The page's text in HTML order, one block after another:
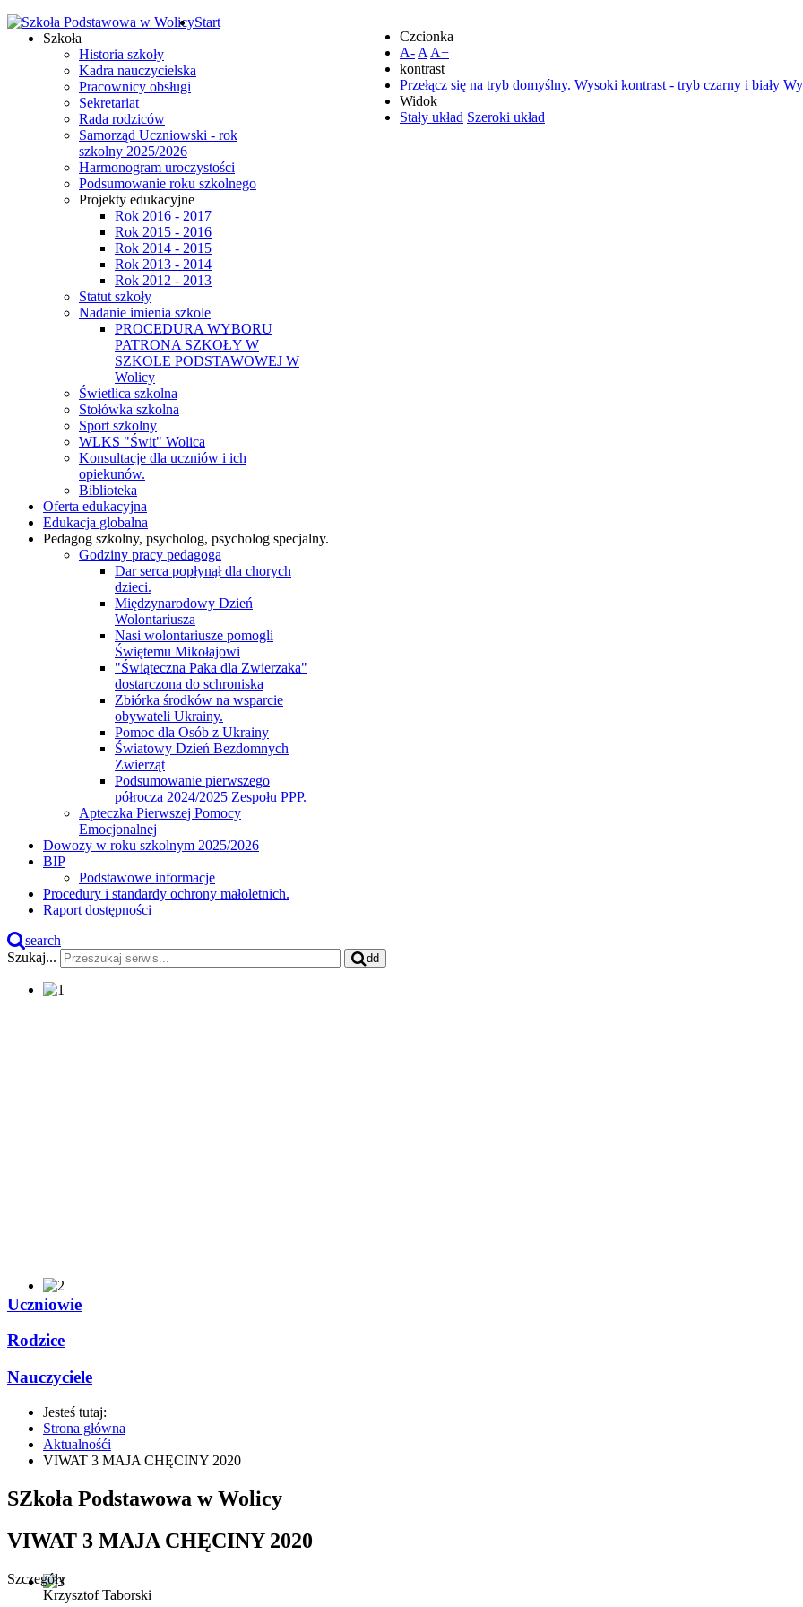
Czcionka
A- A A+
kontrast
Przełącz się na tryb domyślny. Wysoki kontrast - tryb czarny i biały
Widok
Stały układ Szeroki układ
Start
Szkoła
Historia szkoły
Kadra nauczycielska
Pracownicy obsługi
Sekretariat
Rada rodziców
Samorząd Uczniowski - rok
szkolny 2025/2026
Harmonogram uroczystości
Podsumowanie roku szkolnego
Projekty edukacyjne
Rok 2016 - 2017
Rok 2015 - 2016
Rok 2014 - 2015
Rok 2013 - 2014
Rok 2012 - 2013
Statut szkoły
Nadanie imienia szkole
PROCEDURA WYBORU
PATRONA SZKOŁY W
SZKOLE PODSTAWOWEJ W
Wolicy
Świetlica szkolna
Stołówka szkolna
Sport szkolny
WLKS "Świt" Wolica
Konsultacje dla uczniów i ich
opiekunów.
Biblioteka
Oferta edukacyjna
Edukacja globalna
Pedagog szkolny, psycholog, psycholog specjalny.
Godziny pracy pedagoga
Dar serca popłynął dla chorych
dzieci.
Międzynarodowy Dzień
Wolontariusza
Nasi wolontariusze pomogli
Świętemu Mikołajowi
"Świąteczna Paka dla Zwierzaka"
dostarczona do schroniska
Zbiórka środków na wsparcie
obywateli Ukrainy.
Pomoc dla Osób z Ukrainy
Światowy Dzień Bezdomnych
Zwierząt
Podsumowanie pierwszego
półrocza 2024/2025 Zespołu PPP.
Apteczka Pierwszej Pomocy
Emocjonalnej
Dowozy w roku szkolnym 2025/2026
BIP
Podstawowe informacje
Procedury i standardy ochrony małoletnich.
Raport dostępności
search
Szukaj...
dd
Uczniowie
Rodzice
Nauczyciele
Jesteś tutaj:
Strona główna
Aktualnośći
VIWAT 3 MAJA CHĘCINY 2020
SZkoła Podstawowa w Wolicy
VIWAT 3 MAJA CHĘCINY 2020
Szczegóły
Krzysztof Taborski